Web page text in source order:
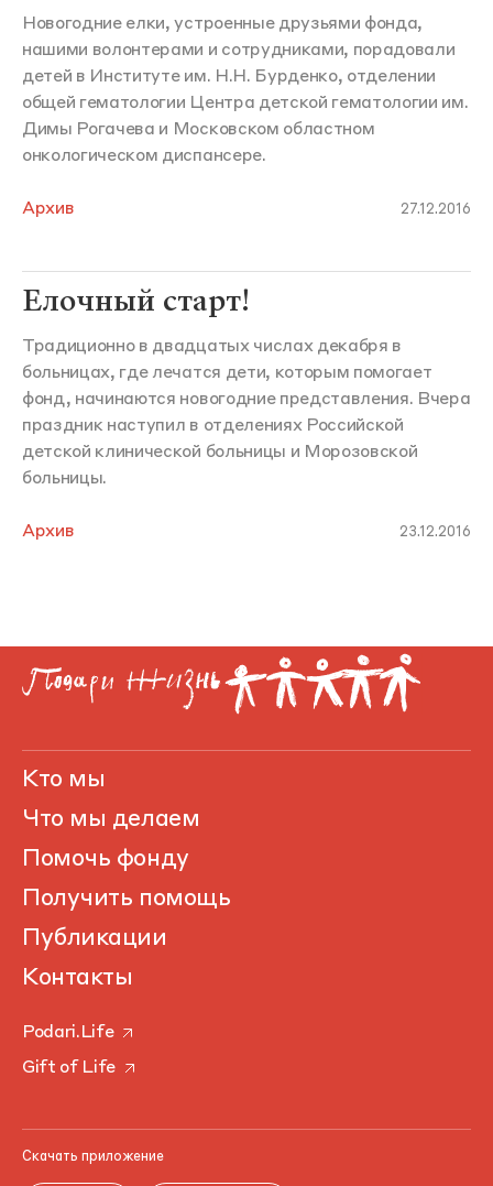
Новогодние елки, устроенные друзьями фонда,
нашими волонтерами и сотрудниками, порадовали
детей в Институте им. Н.Н. Бурденко, отделении
общей гематологии Центра детской гематологии им.
Димы Рогачева и Московском областном
онкологическом диспансере.
Архив 27.12.2016
Елочный старт!
Традиционно в двадцатых числах декабря в
больницах, где лечатся дети, которым помогает
фонд, начинаются новогодние представления. Вчера
праздник наступил в отделениях Российской
детской клинической больницы и Морозовской
больницы.
Архив 23.12.2016
Кто мы
Что мы делаем
Помочь фонду
Получить помощь
Публикации
Контакты
Podari.Life
Gift of Life
Скачать приложение